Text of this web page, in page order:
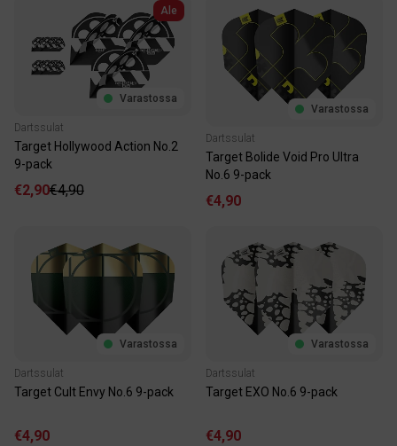
Ale
Varastossa
Dartssulat
Target Hollywood Action No.2
9-pack
€2,90€4,90
Varastossa
Dartssulat
Target Bolide Void Pro Ultra
No.6 9-pack
€4,90
Varastossa
Dartssulat
Target Cult Envy No.6 9-pack
€4,90
Varastossa
Dartssulat
Target EXO No.6 9-pack
€4,90